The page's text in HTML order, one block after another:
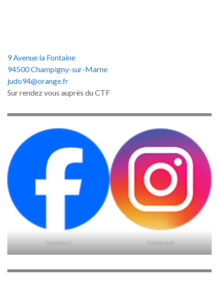
9 Avenue la Fontaine
94500 Champigny-sur-Marne
judo94@orange.fr
Sur rendez vous auprès du CTF
Facebook Instagram